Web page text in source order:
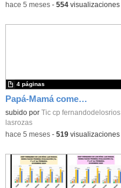
-hace 5 meses- 554visualizaciones
Papá-Mamá comensal Infantil 25-26_CEIP FDLR_Las Rozas
Contenido educativo.
subido por Tic cp fernandodelosrios
lasrozas
4 páginas
-hace 5 meses- 519visualizaciones